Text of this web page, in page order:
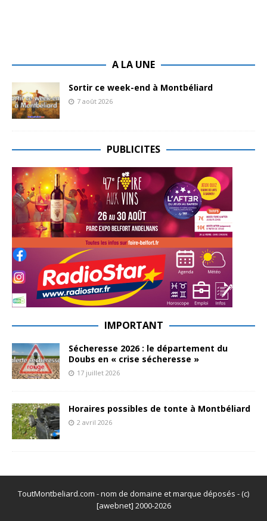
A LA UNE
Sortir ce week-end à Montbéliard
7 août 2026
PUBLICITES
IMPORTANT
Sécheresse 2026 : le département du
Doubs en « crise sécheresse »
17 juillet 2026
Horaires possibles de tonte à Montbéliard
2 avril 2026
ToutMontbeliard.com - nom de domaine et marque déposés - (c)
[awebnet] 2000-2026